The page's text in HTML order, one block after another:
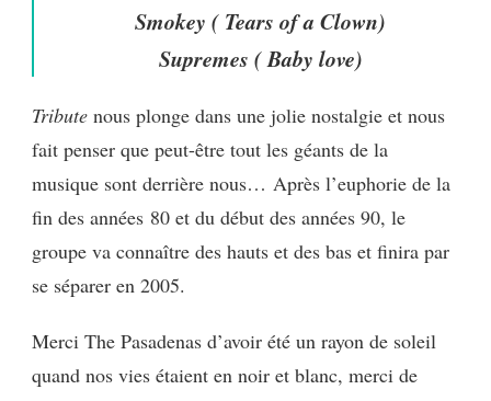
Smokey ( Tears of a Clown)
Supremes ( Baby love)
Tribute nous plonge dans une jolie nostalgie et nous
fait penser que peut-être tout les géants de la
musique sont derrière nous… Après l’euphorie de la
fin des années 80 et du début des années 90, le
groupe va connaître des hauts et des bas et finira par
se séparer en 2005.
Merci The Pasadenas d’avoir été un rayon de soleil
quand nos vies étaient en noir et blanc, merci de